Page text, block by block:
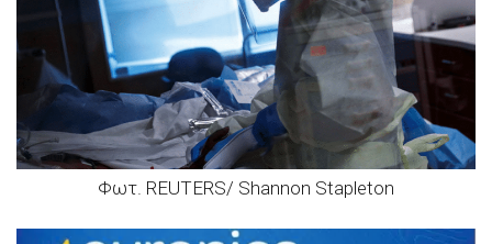
Φωτ. REUTERS/ Shannon Stapleton